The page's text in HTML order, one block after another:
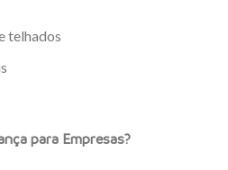
telhados
para Empresas?